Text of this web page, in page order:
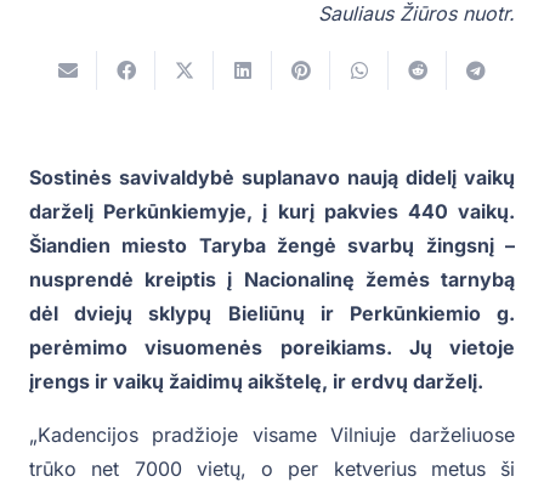
Sauliaus Žiūros nuotr.
Sostinės savivaldybė suplanavo naują didelį vaikų
darželį Perkūnkiemyje, į kurį pakvies 440 vaikų.
Šiandien miesto Taryba žengė svarbų žingsnį –
nusprendė kreiptis į Nacionalinę žemės tarnybą
dėl dviejų sklypų Bieliūnų ir Perkūnkiemio g.
perėmimo visuomenės poreikiams. Jų vietoje
įrengs ir vaikų žaidimų aikštelę, ir erdvų darželį.
„Kadencijos pradžioje visame Vilniuje darželiuose
trūko net 7000 vietų, o per ketverius metus ši